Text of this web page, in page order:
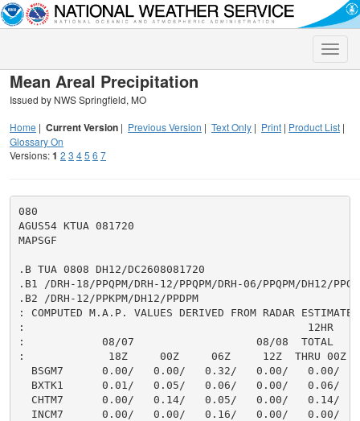
Toggle
Mean Areal Precipitation
Issued by NWS Springfield, MO
Home | Current Version | Previous Version | Text Only | Print | Product List |
Glossary On
Versions:1 2 3 45 6 7
080
AGUS54 KTUA 081720
MAPSGF
.B TUA 0808 DH12/DC2608081720
.B1 /DRH-18/PPQPM/DRH-12/PPQPM/DRH-06/PPQPM/DH12/
.B2 /DRH-12/PPKPM/DH12/PPDPM
: COMPUTED M.A.P. VALUES DERIVED FROM RADAR
:                                            12HR
:            08/07                   08/08  TOTAL
:             18Z     00Z     06Z     12Z  THRU 00Z
BSGM7      0.00/   0.00/   0.32/   0.00/   0.00/
BXTK1      0.01/   0.05/   0.06/   0.00/   0.06/
CHTM7      0.00/   0.14/   0.05/   0.00/   0.14/
INCM7      0.00/   0.00/   0.16/   0.00/   0.00/